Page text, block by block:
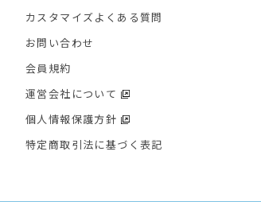
カスタマイズよくある質問
お問い合わせ
会員規約
運営会社について
個人情報保護方針
特定商取引法に基づく表記